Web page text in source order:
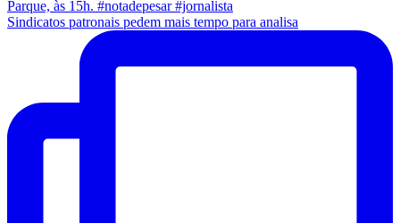
Sindicatos patronais pedem mais tempo para analisa